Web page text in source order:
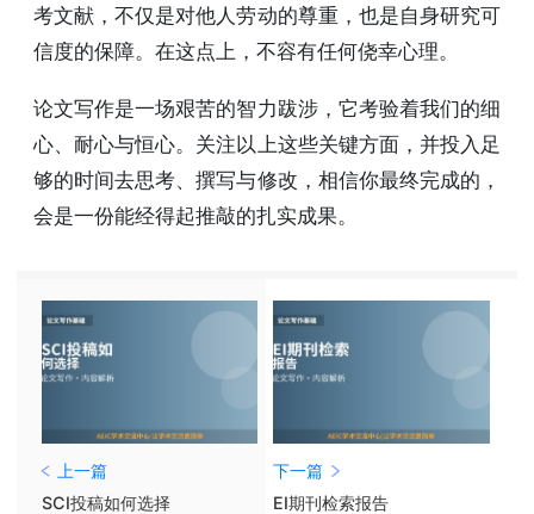
考文献，不仅是对他人劳动的尊重，也是自身研究可
信度的保障。在这点上，不容有任何侥幸心理。
论文写作是一场艰苦的智力跋涉，它考验着我们的细
心、耐心与恒心。关注以上这些关键方面，并投入足
够的时间去思考、撰写与修改，相信你最终完成的，
会是一份能经得起推敲的扎实成果。
上一篇
SCI投稿如何选择
下一篇
EI期刊检索报告